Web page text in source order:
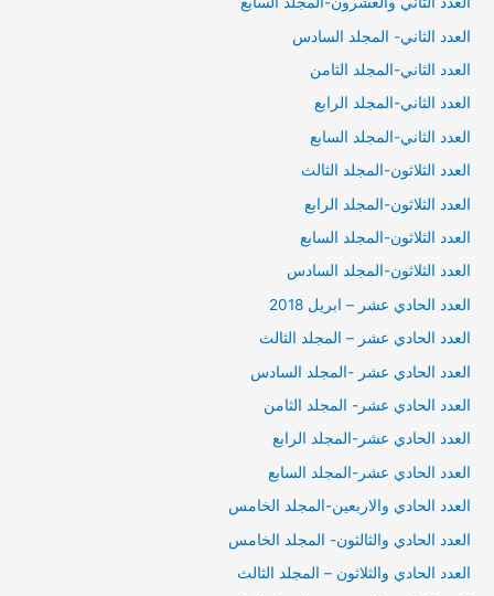
العدد الثاني- المجلد السادس
العدد الثاني-المجلد الثامن
العدد الثاني-المجلد الرابع
العدد الثاني-المجلد السابع
العدد الثلاثون-المجلد الثالث
العدد الثلاثون-المجلد الرابع
العدد الثلاثون-المجلد السابع
العدد الثلاثون-المجلد السادس
العدد الحادي عشر – ابريل 2018
العدد الحادي عشر – المجلد الثالث
العدد الحادي عشر -المجلد السادس
العدد الحادي عشر- المجلد الثامن
العدد الحادي عشر-المجلد الرابع
العدد الحادي عشر-المجلد السابع
العدد الحادي والاربعين-المجلد الخامس
العدد الحادي والثالثون- المجلد الخامس
العدد الحادي والثلاثون – المجلد الثالث